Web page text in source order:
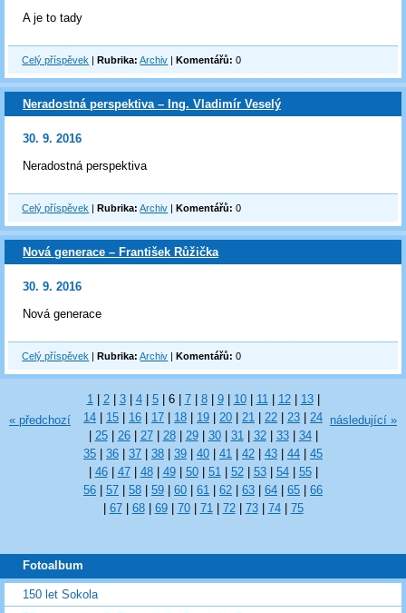
A je to tady
Celý příspěvek |Rubrika: Archiv |Komentářů: 0
Neradostná perspektiva – Ing. Vladimír Veselý
30. 9. 2016
Neradostná perspektiva
Celý příspěvek |Rubrika: Archiv |Komentářů: 0
Nová generace – František Růžička
30. 9. 2016
Nová generace
Celý příspěvek |Rubrika: Archiv |Komentářů: 0
« předchozí
1 2 3 4 5 6 7 8 9 10 11 12 13
14
15 16 17 18 19 20 21 22 23
24
25 26 27 28 29 30 31 32 33 34
35
36 37 38 39 40 41 42 43 44
45
46 47 48 49 50 51 52 53 54 55
56
57 58 59 60 61 62 63 64 65
66
67 68 69 70 71 72 73 74 75
následující »
Fotoalbum
150 let Sokola